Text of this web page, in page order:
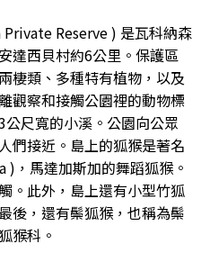
Reserve ) 是瓦科納森
達西貝村約6公里。保護區
棲類、多種特有植物，以及
觀察和接觸公園裡的動物標
尺寬的小溪。公園向公眾
們接近。島上的狐猴是著名
，馬達加斯加的舞蹈狐猴。
。此外，島上還有小型竹狐
後，還有鬃狐猴，也稱為鬃
猴科。